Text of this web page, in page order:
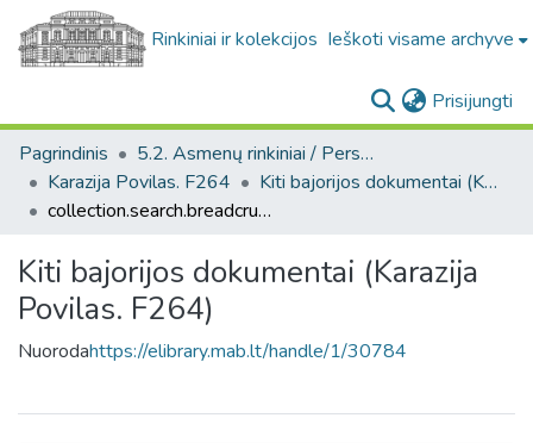
Rinkiniai ir kolekcijos Ieškoti visame archyve
Prisijungti
Pagrindinis
5.2. Asmenų rinkiniai / Personal collections
Karazija Povilas. F264
Kiti bajorijos dokumentai (Karazija Povilas. F264)
collection.search.breadcrumbs
Kiti bajorijos dokumentai (Karazija
Povilas. F264)
Nuorodahttps://elibrary.mab.lt/handle/1/30784